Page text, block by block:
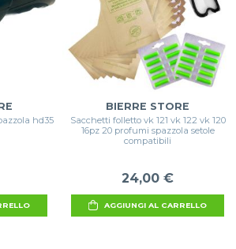
hd35
BIERRE STORE
Sacchetti folletto vk 121 vk 122 vk 120
16pz 20 profumi spazzola setole
compatibili
24,00 €
AGGIUNGI AL CARRELLO